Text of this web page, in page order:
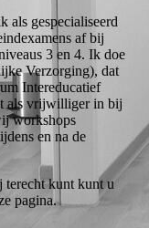
als gespecialiseerd
af bij
3 en 4. Ik doe
Verzorging), dat
Intereducatief
als vrijwilliger in bij
workshops
en na de
terecht kunt kunt u
pagina.